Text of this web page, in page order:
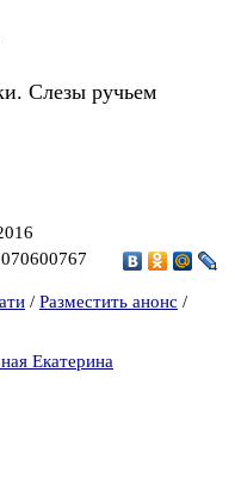
Слезы ручьем
/ Разместить анонс /
Екатерина